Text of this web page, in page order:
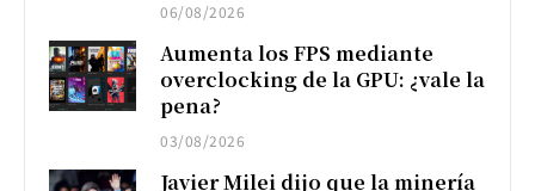
06/08/2026
Aumenta los FPS mediante
overclocking de la GPU: ¿vale la
pena?
03/08/2026
Javier Milei dijo que la minería